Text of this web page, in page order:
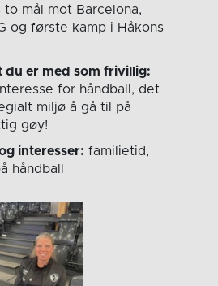
to mål mot Barcelona,
og første kamp i Håkons
du er med som frivillig:
for håndball, det
miljø å gå til på
gøy!
interesser: familietid,
håndball